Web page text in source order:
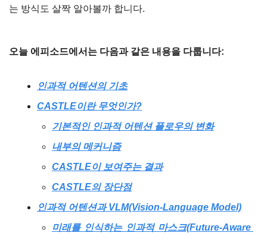
는 방식도 살짝 알아볼까 합니다.
오늘 에피소드에서는 다음과 같은 내용을 다룹니다:
인과적 어텐션의 기초
CASTLE이란 무엇인가?
기본적인 인과적 어텐션 플로우의 변화
내부의 메커니즘
CASTLE이 보여주는 결과
CASTLE의 장단점
인과적 어텐션과 VLM(Vision-Language Model)
미래를 인식하는 인과적 마스크(Future-Aware